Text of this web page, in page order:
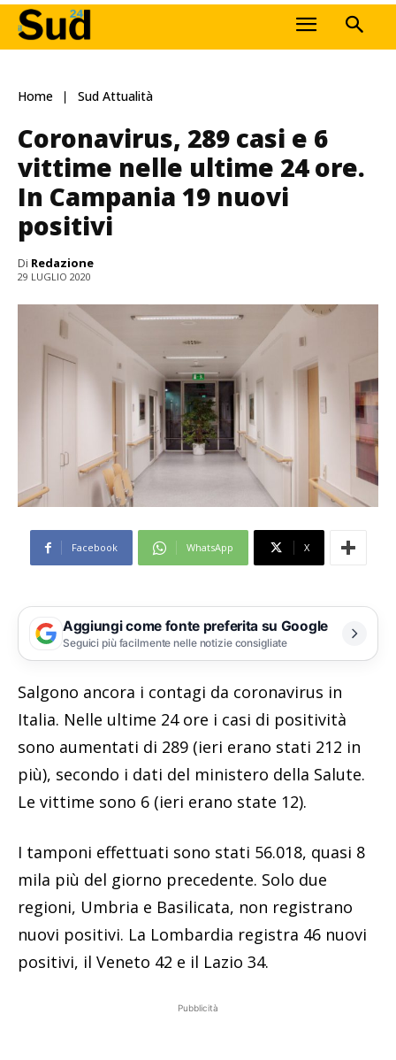
Home Sud Attualità
Coronavirus, 289 casi e 6
vittime nelle ultime 24 ore.
In Campania 19 nuovi
positivi
Di Redazione
29 LUGLIO 2020
Facebook WhatsApp X
Aggiungi come fonte preferita su Google
Seguici più facilmente nelle notizie consigliate
Salgono ancora i contagi da coronavirus in
Italia. Nelle ultime 24 ore i casi di positività
sono aumentati di 289 (ieri erano stati 212 in
più), secondo i dati del ministero della Salute.
Le vittime sono 6 (ieri erano state 12).
I tamponi effettuati sono stati 56.018, quasi 8
mila più del giorno precedente. Solo due
regioni, Umbria e Basilicata, non registrano
nuovi positivi. La Lombardia registra 46 nuovi
positivi, il Veneto 42 e il Lazio 34.
Pubblicità